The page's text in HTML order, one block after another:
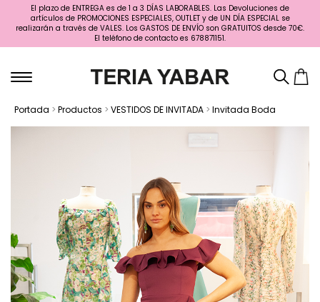
El plazo de ENTREGA es de 1 a 3 DÍAS LABORABLES. Las Devoluciones de
artículos de PROMOCIONES ESPECIALES, OUTLET y de UN DÍA ESPECIAL se
realizarán a través de VALES. Los GASTOS DE ENVÍO son GRATUITOS desde 70€.
El teléfono de contacto es 678871151.
Portada > Productos > VESTIDOS DE INVITADA > Invitada Boda